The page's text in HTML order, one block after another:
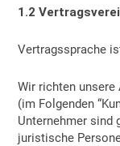
1.2
Vertragssprache
Wir richten
(im Folgenden
Unternehmer sind
juristische